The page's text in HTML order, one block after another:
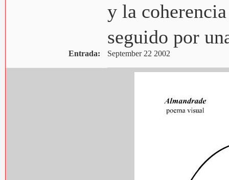
y la
seguido por
Entrada: September 22 2002